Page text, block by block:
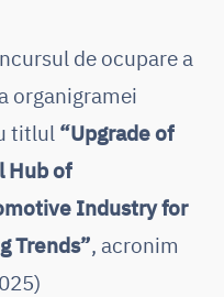
de ocupare a
organigramei
titlul “Upgrade of
Hub of
Industry for
Trends”, acronim